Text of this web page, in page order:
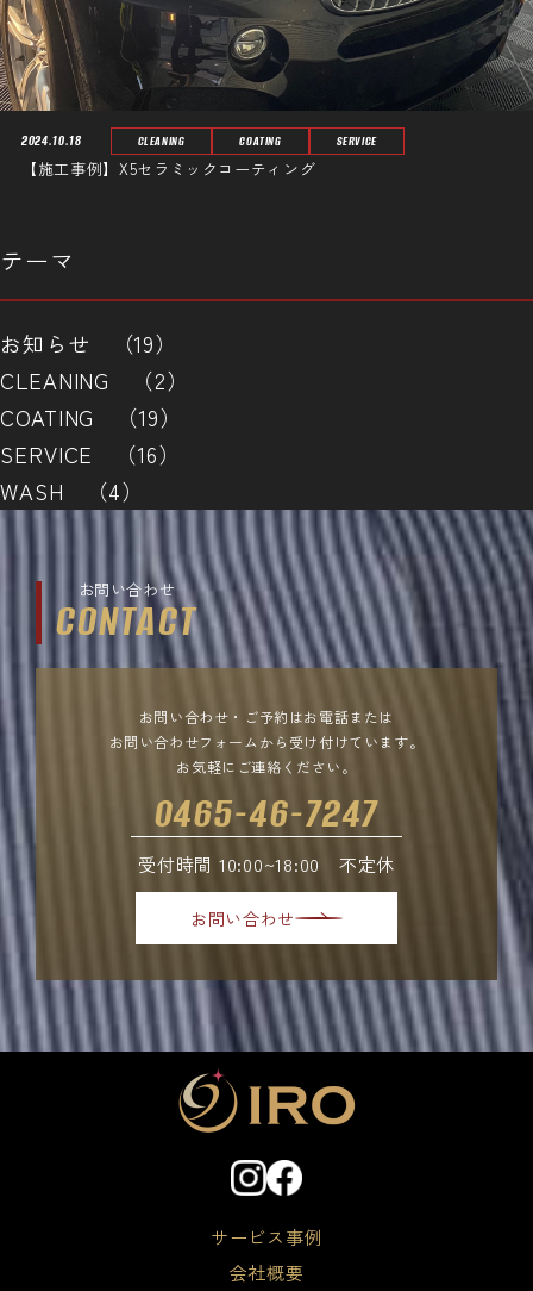
2024.10.18 CLEANING COATING SERVICE
【施工事例】X5セラミックコーティング
テーマ
お知らせ （19）
CLEANING （2）
COATING （19）
SERVICE （16）
WASH （4）
お問い合わせ
CONTACT
お問い合わせ・ご予約はお電話または
お問い合わせフォームから受け付けています。
お気軽にご連絡ください。
0465-46-7247
受付時間 10:00~18:00 不定休
お問い合わせ
サービス事例
会社概要